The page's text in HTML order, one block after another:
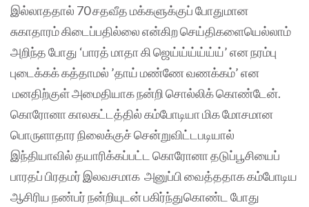
இல்லாததால் 70 சதவீத மக்களுக்குப் போதுமான
சுகாதாரம் கிடைப்பதில்லை என்கிற செய்திகளையெல்லாம்
அறிந்த போது ‘பாரத் மாதா கி ஜெய்ய்ய்ய்ய்ய்’ என நரம்பு
புடைக்கக் கத்தாமல் ’தாய் மண்ணே வணக்கம்’ என
மனதிற்குள் அமைதியாக நன்றி சொல்லிக் கொண்டேன்.
கொரோனா காலகட்டத்தில் கம்போடியா மிக மோசமான
பொருளாதார நிலைக்குச் சென்றுவிட்டபடியால்
இந்தியாவில் தயாரிக்கப்பட்ட கொரோனா தடுப்பூசியைப்
பாரதப் பிரதமர் இலவசமாக அனுப்பி வைத்ததாக கம்போடிய
ஆசிரிய நண்பர் நன்றியுடன் பகிர்ந்துகொண்ட போது